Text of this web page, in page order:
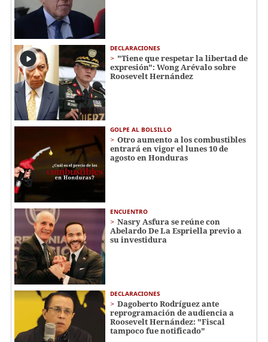
DECLARACIONES
"Tiene que respetar la libertad de
expresión": Wong Arévalo sobre
Roosevelt Hernández
GOLPE AL BOLSILLO
Otro aumento a los combustibles
entrará en vigor el lunes 10 de
agosto en Honduras
ENCUENTRO
Nasry Asfura se reúne con
Abelardo De La Espriella previo a
su investidura
DECLARACIONES
Dagoberto Rodríguez ante
reprogramación de audiencia a
Roosevelt Hernández: "Fiscal
tampoco fue notificado"